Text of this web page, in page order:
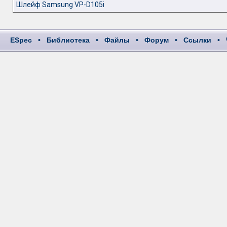
Шлейф Samsung VP-D105i
ESpec • Библиотека • Файлы • Форум • Ссылки •